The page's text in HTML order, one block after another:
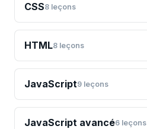
CSS8 leçons
HTML8 leçons
JavaScript9 leçons
JavaScript avancé6 leçons